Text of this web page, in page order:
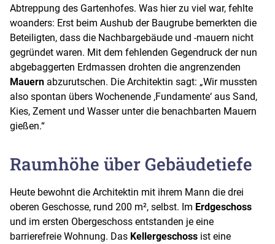
Abtreppung des Gartenhofes. Was hier zu viel war, fehlte
woanders: Erst beim Aushub der Baugrube bemerkten die
Beteiligten, dass die Nachbargebäude und -mauern nicht
gegründet waren. Mit dem fehlenden Gegendruck der nun
abgebaggerten Erdmassen drohten die angrenzenden
Mauern abzurutschen. Die Architektin sagt: „Wir mussten
also spontan übers Wochenende ‚Fundamente‘ aus Sand,
Kies, Zement und Wasser unter die benachbarten Mauern
gießen.“
Raumhöhe über Gebäudetiefe
Heute bewohnt die Architektin mit ihrem Mann die drei
oberen Geschosse, rund 200 m², selbst. Im Erdgeschoss
und im ersten Obergeschoss entstanden je eine
barrierefreie Wohnung. Das Kellergeschoss ist eine